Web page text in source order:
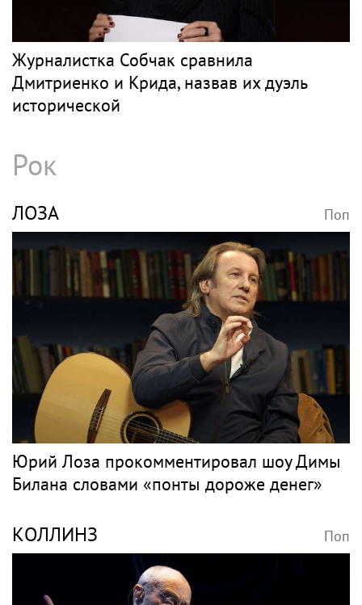
Журналистка Собчак сравнила
Дмитриенко и Крида, назвав их дуэль
исторической
Рок
ЛОЗА Поп
Юрий Лоза прокомментировал шоу Димы
Билана словами «понты дороже денег»
КОЛЛИНЗ Поп